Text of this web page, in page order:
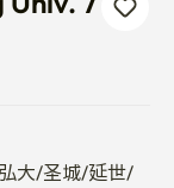
大/圣城/延世/